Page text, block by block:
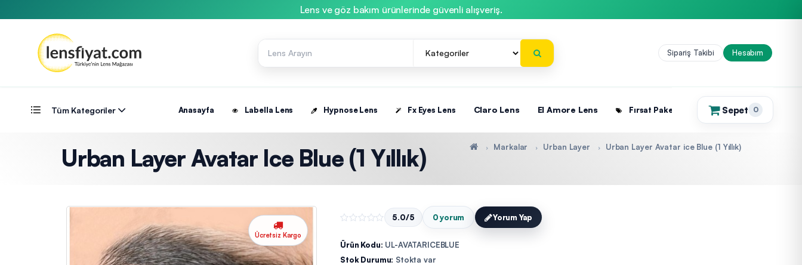
Lens ve göz bakım ürünlerinde güvenli alışveriş.
Sipariş Takibi Hesabım
Tüm Kategoriler Anasayfa Labella Lens Hypnose Lens Fx Eyes Lens Claro Lens El Amore Lens Fırsat Paketleri Sepet 0
(0)
Urban Layer Avatar Ice Blue (1 Yıllık) Markalar Urban Layer Urban Layer Avatar ice Blue (1 Yıllık)
Ücretsiz Kargo
5.0/5 0 yorum Yorum Yap
Ürün Kodu: UL-AVATARICEBLUE
Stok Durumu: Stokta var